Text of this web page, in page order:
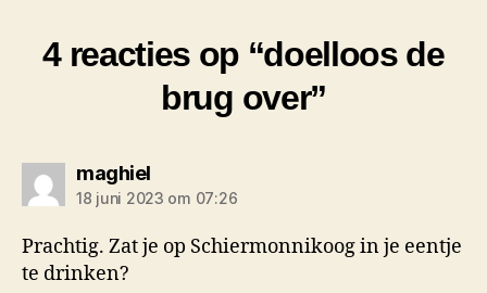
4 reacties op “doelloos de
brug over”
maghielzegt:
18 juni 2023 om 07:26
Prachtig. Zat je op Schiermonnikoog in je eentje
te drinken?